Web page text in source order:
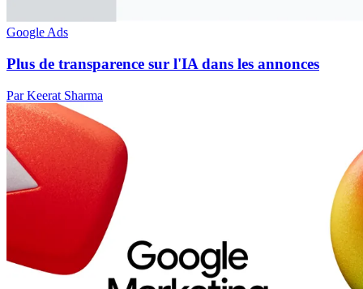
Google Ads
Plus de transparence sur l'IA dans les annonces
Par Keerat Sharma